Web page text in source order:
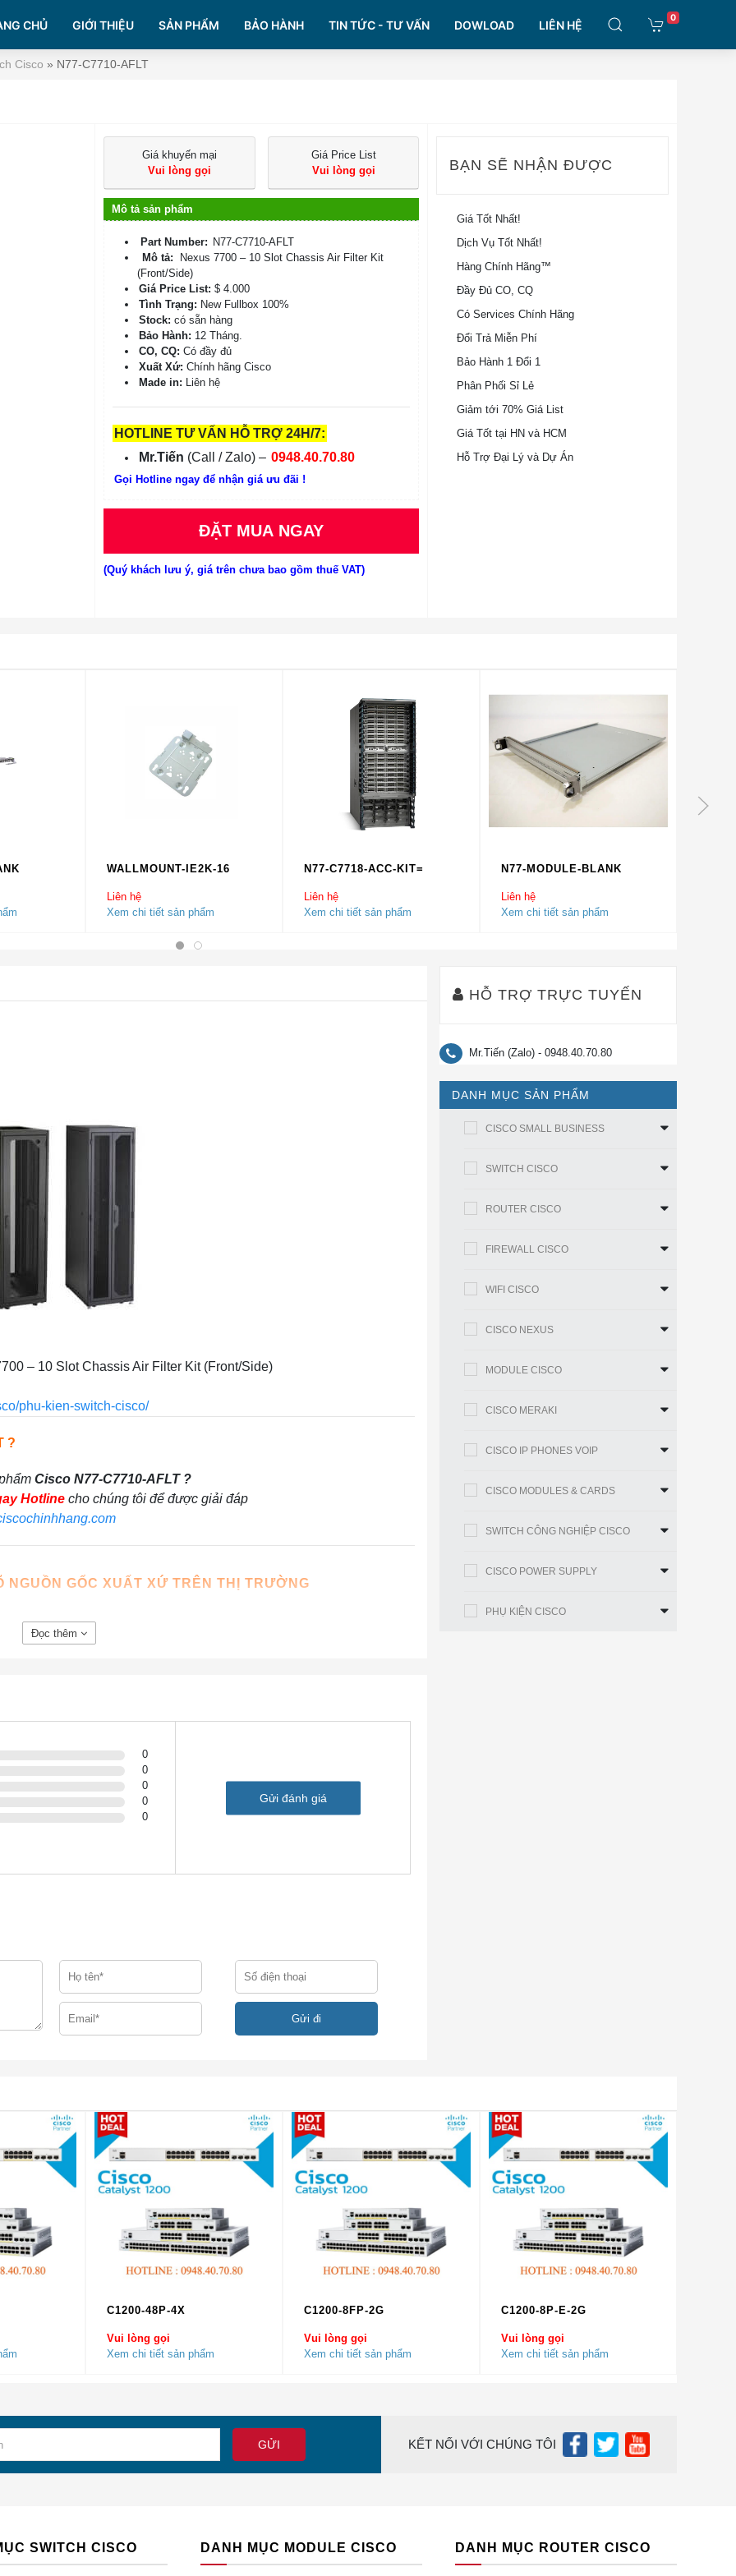
CHỦ GIỚI THIỆU SẢN PHẨM BẢO HÀNH TIN TỨC - TƯ VẤN DOWLOAD LIÊN HỆ
0
Cisco » N77-C7710-AFLT
Giá khuyến mại
Vui lòng gọi
Giá Price List
Vui lòng gọi
Mô tả sản phẩm
Part Number: N77-C7710-AFLT
Mô tả:
Nexus 7700 – 10 Slot Chassis Air Filter Kit
(Front/Side)
Giá Price List:$ 4.000
Tình Trạng: New Fullbox 100%
Stock: có sẵn hàng
Bảo Hành: 12 Tháng.
CO, CQ:Có đầy đủ
Xuất Xứ: Chính hãng Cisco
Made in: Liên hệ
HOTLINE TƯ VẤN HỖ TRỢ 24H/7:
Mr.Tiến (Call / Zalo) – 0948.40.70.80
Gọi Hotline ngay để nhận giá ưu đãi !
ĐẶT MUA NGAY
(Quý khách lưu ý, giá trên chưa bao gồm thuế VAT)
BẠN SẼ NHẬN ĐƯỢC
Giá Tốt Nhất!
Dịch Vụ Tốt Nhất!
Hàng Chính Hãng™
Đầy Đủ CO, CQ
Có Services Chính Hãng
Đổi Trả Miễn Phí
Bảo Hành 1 Đổi 1
Phân Phối Sỉ Lẻ
Giảm tới 70% Giá List
Giá Tốt tại HN và HCM
Hỗ Trợ Đại Lý và Dự Án
WALLMOUNT-IE2K-16
Liên hệ
Xem chi tiết sản phẩm
N77-C7718-ACC-KIT=
Liên hệ
Xem chi tiết sản phẩm
N77-MODULE-BLANK
Liên hệ
Xem chi tiết sản phẩm
– 10 Slot Chassis Air Filter Kit (Front/Side)
phu-kien-switch-cisco/
?
Cisco N77-C7710-AFLT ?
Hotline cho chúng tôi để được giải đáp
GỐC XUẤT XỨ TRÊN THỊ TRƯỜNG
chính hãng và hàng trôi nổi kém chất lượng nói chung và của
AFLTcũng không phải là ngoại lệ. nếu không được trang bị kiến
đó đã phải quay trở lại để mua hàng tại
tin trên. Có đi tìm hiểu thì như đứng giữa một ma trận thông tin
sẽ chỉ cho bạn thông tin và cách nhận biết thế nào là một sản phẩm
CHÍNH HÃNG
Giá Rẻ Nhất?
Uy Tín tại Hà Nội và Sài Gòn?
khách hàng, từ đó website Cisco Chính Hãng
được ra đời nhằm
phòng của chúng tôi tại Hà Nội và Sài Gòn.
rẻ nhất Việt Nam.
đội ngũ nhân sự có hơn 10 năm kinh nghiệm.
hàng chỉ trong 24h.
hành
Đọc thêm
0
0
0
0
0
Gửi đánh giá
HỖ TRỢ TRỰC TUYẾN
Mr.Tiến (Zalo) - 0948.40.70.80
DANH MỤC SẢN PHẨM
CISCO SMALL BUSINESS
SWITCH CISCO
ROUTER CISCO
FIREWALL CISCO
WIFI CISCO
CISCO NEXUS
MODULE CISCO
CISCO MERAKI
CISCO IP PHONES VOIP
CISCO MODULES & CARDS
SWITCH CÔNG NGHIỆP CISCO
CISCO POWER SUPPLY
PHỤ KIỆN CISCO
C1200-48P-4X
Vui lòng gọi
Xem chi tiết sản phẩm
C1200-8FP-2G
Vui lòng gọi
Xem chi tiết sản phẩm
C1200-8P-E-2G
Vui lòng gọi
Xem chi tiết sản phẩm
KẾT NỐI VỚI CHÚNG TÔI
SWITCH CISCO DANH MỤC MODULE CISCO DANH MỤC ROUTER CISCO